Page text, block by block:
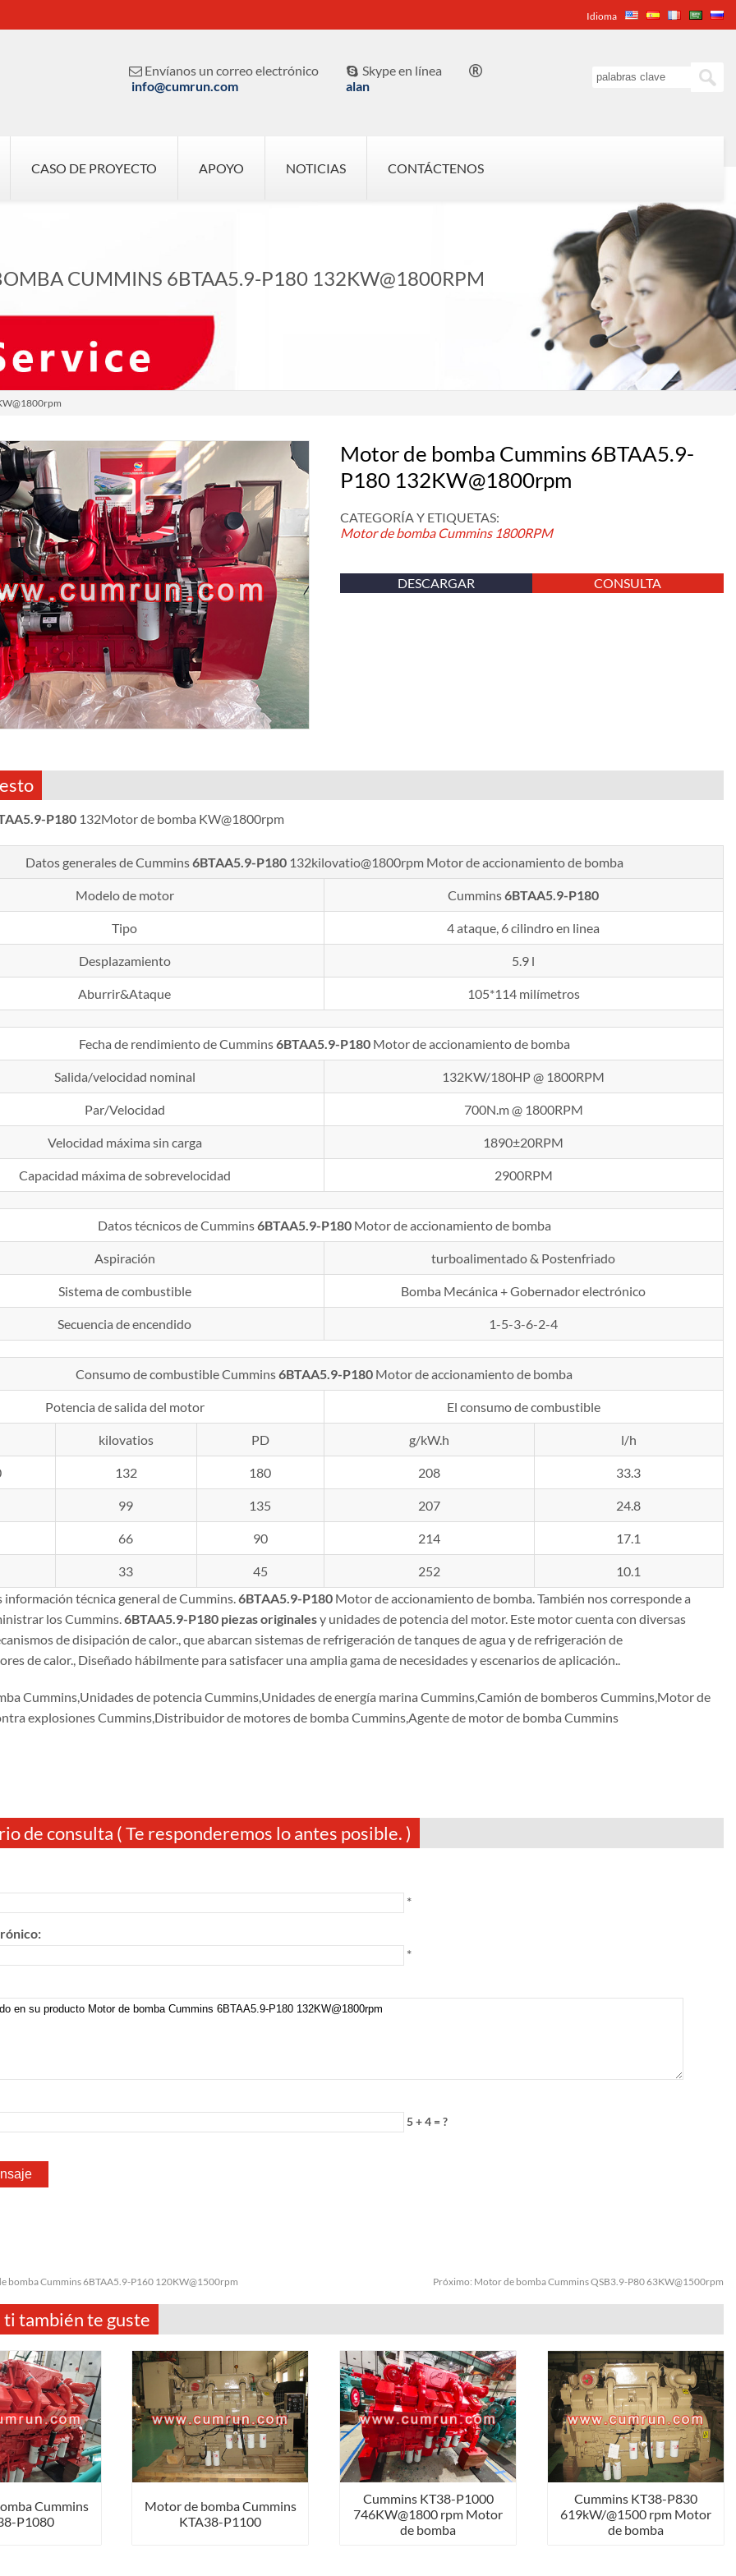
Idioma
 Envíanos un correo electrónico
info@cumrun.com
 Skype en línea
alan

CASO DE PROYECTO APOYO NOTICIAS CONTÁCTENOS
CUMMINS 6BTAA5.9-P180 132KW@1800RPM
Motor de bomba Cummins 6BTAA5.9-
P180 132KW@1800rpm
CATEGORÍA Y ETIQUETAS:
Motor de bomba Cummins 1800RPM
DESCARGAR CONSULTA
P180132Motor de bomba KW@1800rpm
Datos generales de Cummins6BTAA5.9-P180132kilovatio@1800rpm Motor de accionamiento de bomba
Modelo de motor Cummins6BTAA5.9-P180
Tipo 4 ataque, 6 cilindro en linea
Desplazamiento 5.9 l
Aburrir&Ataque 105*114 milímetros
Fecha de rendimiento de Cummins6BTAA5.9-P180 Motor de accionamiento de bomba
Salida/velocidad nominal 132KW/180HP @ 1800RPM
Par/Velocidad 700N.m @ 1800RPM
Velocidad máxima sin carga 1890±20RPM
Capacidad máxima de sobrevelocidad 2900RPM
Datos técnicos de Cummins6BTAA5.9-P180 Motor de accionamiento de bomba
Aspiración turboalimentado & Postenfriado
Sistema de combustible Bomba Mecánica + Gobernador electrónico
Secuencia de encendido 1-5-3-6-2-4
Consumo de combustible Cummins6BTAA5.9-P180 Motor de accionamiento de bomba
Potencia de salida del motor El consumo de combustible
kilovatios PD g/kW.h l/h
132 180 208 33.3
99 135 207 24.8
66 90 214 17.1
33 45 252
10.1
información técnica general de Cummins.6BTAA5.9-P180 Motor de accionamiento de bomba. También nos corresponde a
los Cummins.6BTAA5.9-P180 piezas originalesy unidades de potencia del motor. Este motor cuenta con diversas
de disipación de calor., que abarcan sistemas de refrigeración de tanques de agua y de refrigeración de
de calor., Diseñado hábilmente para satisfacer una amplia gama de necesidades y escenarios de aplicación..
Cummins,Unidades de potencia Cummins,Unidades de energía marina Cummins,Camión de bomberos Cummins,Motor de
explosiones Cummins,Distribuidor de motores de bomba Cummins,Agente de motor de bomba Cummins
de consulta ( Te responderemos lo antes posible. )
*
*
5 + 4 = ?
bomba Cummins 6BTAA5.9-P160 120KW@1500rpm Próximo: Motor de bomba Cummins QSB3.9-P80 63KW@1500rpm
ti también te guste
Cummins
P1080
Motor de bomba Cummins
KTA38-P1100
Cummins KT38-P1000
746KW@1800 rpm Motor
de bomba
Cummins KT38-P830
619kW/@1500 rpm Motor
de bomba